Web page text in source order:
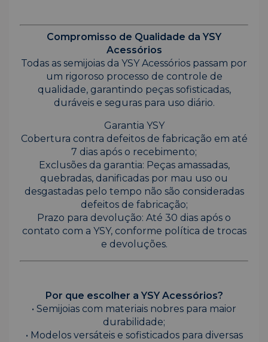
Compromisso de Qualidade da YSY
Acessórios
Todas as semijoias da YSY Acessórios passam por
um rigoroso processo de controle de
qualidade, garantindo peças sofisticadas,
duráveis e seguras para uso diário.
Garantia YSY
Cobertura contra defeitos de fabricação em até
7 dias após o recebimento;
Exclusões da garantia: Peças amassadas,
quebradas, danificadas por mau uso ou
desgastadas pelo tempo não são consideradas
defeitos de fabricação;
Prazo para devolução: Até 30 dias após o
contato com a YSY, conforme política de trocas
e devoluções.
Por que escolher a YSY Acessórios?
• Semijoias com materiais nobres para maior
durabilidade;
• Modelos versáteis e sofisticados para diversas